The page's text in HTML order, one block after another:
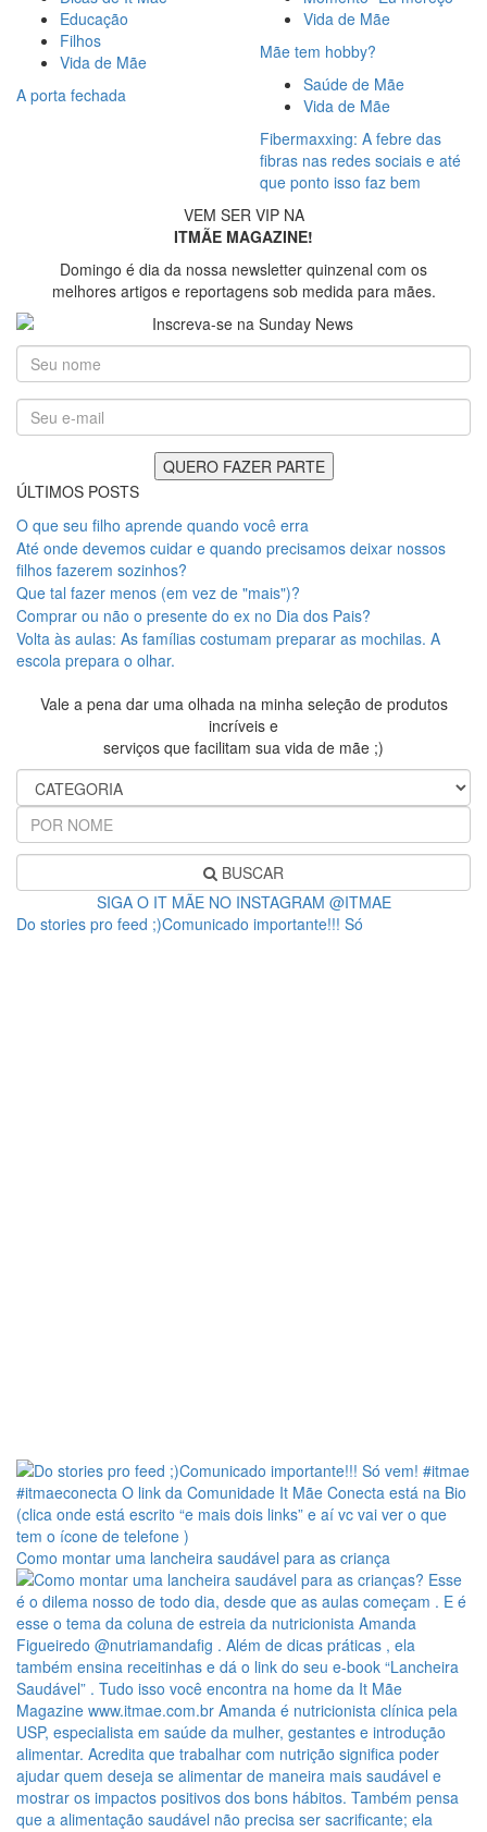
Educação
Filhos
Vida de Mãe
A porta fechada
Vida de Mãe
Mãe tem hobby?
Saúde de Mãe
Vida de Mãe
Fibermaxxing: A febre das
fibras nas redes sociais e até
que ponto isso faz bem
VEM SER VIP NA
ITMÃE MAGAZINE!
Domingo é dia da nossa newsletter quinzenal com os
melhores artigos e reportagens sob medida para mães.
ÚLTIMOS POSTS
O que seu filho aprende quando você erra
Até onde devemos cuidar e quando precisamos deixar nossos
filhos fazerem sozinhos?
Que tal fazer menos (em vez de "mais")?
Comprar ou não o presente do ex no Dia dos Pais?
Volta às aulas: As famílias costumam preparar as mochilas. A
escola prepara o olhar.
Vale a pena dar uma olhada na minha seleção de produtos
incríveis e
serviços que facilitam sua vida de mãe ;)
BUSCAR
SIGA O IT MÃE NO INSTAGRAM @ITMAE
Do stories pro feed ;)Comunicado importante!!! Só
Como montar uma lancheira saudável para as criança